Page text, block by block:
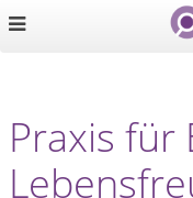
Praxis für